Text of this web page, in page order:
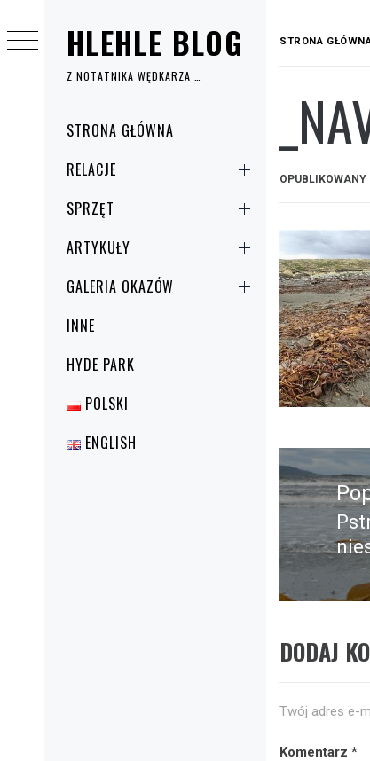
HLEHLE BLOG
Z NOTATNIKA WĘDKARZA …
główneSTRONA GŁÓWNA
RELACJE
SPRZĘT
ARTYKUŁY
GALERIA OKAZÓW
INNE
HYDE PARK
POLSKI
ENGLISH
do
treści
STRONA
OPUBLIKOWANY
wpisu
DODAJ
Twój adres e-
Komentarz *